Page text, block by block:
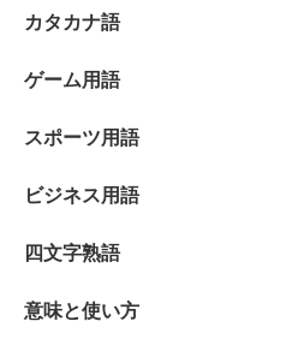
カタカナ語
ゲーム用語
スポーツ用語
ビジネス用語
四文字熟語
意味と使い方